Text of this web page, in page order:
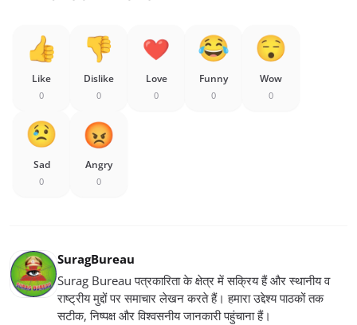
Like
0
Dislike
0
Love
0
Funny
0
Wow
0
Sad
0
Angry
0
SuragBureau
Surag Bureau पत्रकारिता के क्षेत्र में सक्रिय हैं और स्थानीय व
राष्ट्रीय मुद्दों पर समाचार लेखन करते हैं। हमारा उद्देश्य पाठकों तक
सटीक, निष्पक्ष और विश्वसनीय जानकारी पहुंचाना हैं।